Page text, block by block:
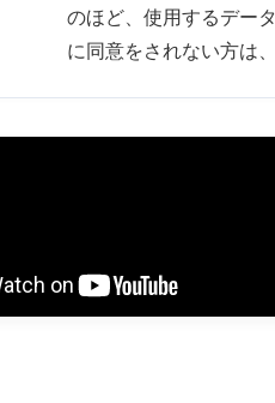
のほど、使用するデー
に同意をされない方は、